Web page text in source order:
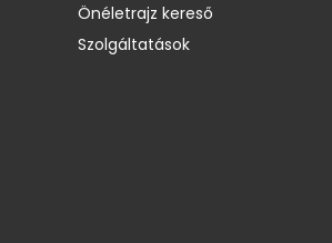
Önéletrajz kereső
Szolgáltatások